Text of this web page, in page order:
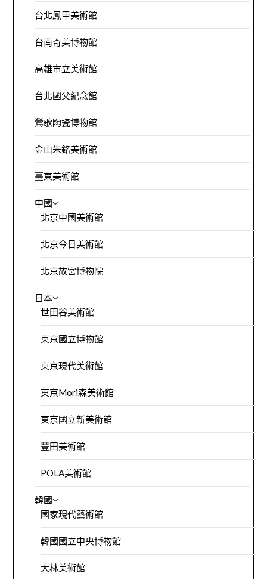
台北鳳甲美術館
台南奇美博物館
高雄市立美術館
台北國父紀念館
鶯歌陶瓷博物館
金山朱銘美術館
臺東美術館
中國
北京中國美術館
北京今日美術館
北京故宮博物院
日本
世田谷美術館
東京國立博物館
東京現代美術館
東京Mori森美術館
東京國立新美術館
豐田美術館
POLA美術館
韓國
國家現代藝術館
韓國國立中央博物館
大林美術館